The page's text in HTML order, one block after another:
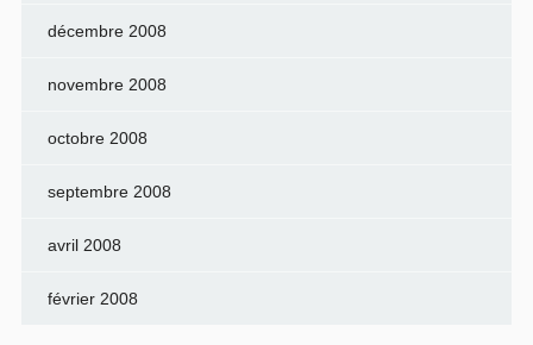
décembre 2008
novembre 2008
octobre 2008
septembre 2008
avril 2008
février 2008